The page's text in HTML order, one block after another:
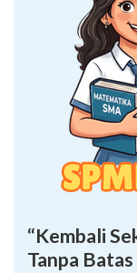
“Kembali
Tanpa Batas